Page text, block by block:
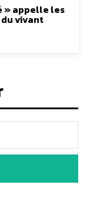
» appelle les
vivant